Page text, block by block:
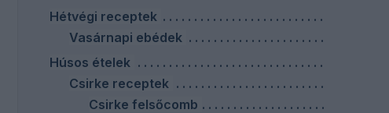
Hétvégi receptek
Vasárnapi ebédek
Húsos ételek
Csirke receptek
Csirke felsőcomb